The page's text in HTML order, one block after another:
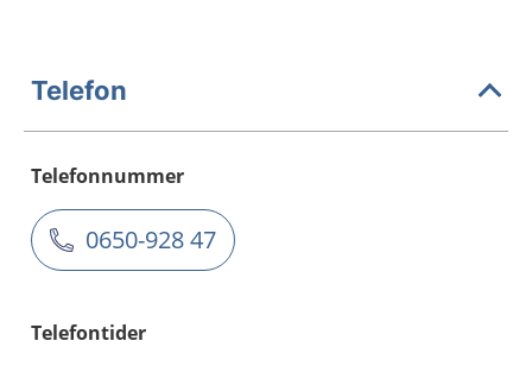
Telefon
Telefonnummer
0650-928 47
Telefontider